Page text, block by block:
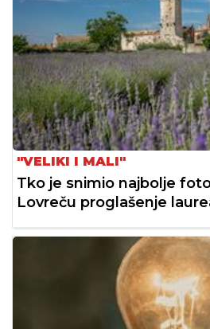
"VELIKI I MALI"
Tko je snimio najbolje
Lovreču proglašenje